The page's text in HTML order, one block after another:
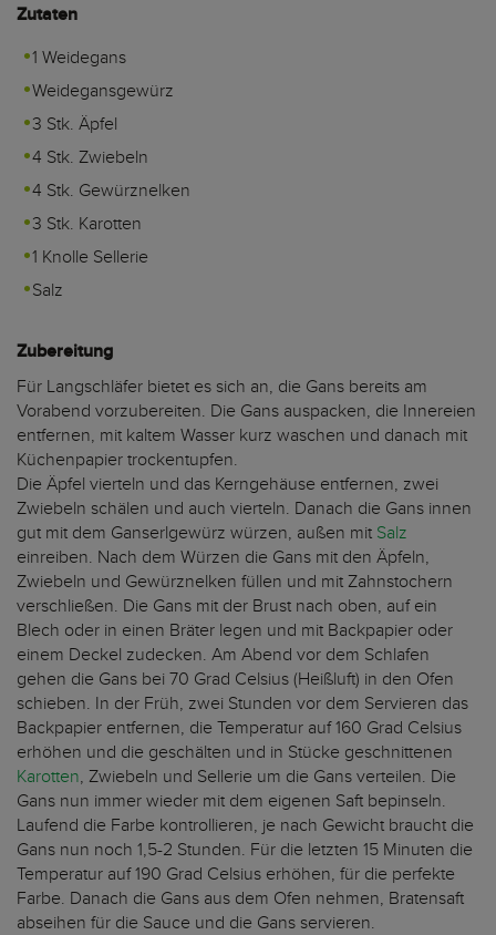
Zutaten
1 Weidegans
Weidegansgewürz
3 Stk. Äpfel
4 Stk. Zwiebeln
4 Stk. Gewürznelken
3 Stk. Karotten
1 Knolle Sellerie
Salz
Zubereitung
Für Langschläfer bietet es sich an, die Gans bereits am
Vorabend vorzubereiten. Die Gans auspacken, die Innereien
entfernen, mit kaltem Wasser kurz waschen und danach mit
Küchenpapier trockentupfen.
Die Äpfel vierteln und das Kerngehäuse entfernen, zwei
Zwiebeln schälen und auch vierteln. Danach die Gans innen
gut mit dem Ganserlgewürz würzen, außen mit Salz
einreiben. Nach dem Würzen die Gans mit den Äpfeln,
Zwiebeln und Gewürznelken füllen und mit Zahnstochern
verschließen. Die Gans mit der Brust nach oben, auf ein
Blech oder in einen Bräter legen und mit Backpapier oder
einem Deckel zudecken. Am Abend vor dem Schlafen
gehen die Gans bei 70 Grad Celsius (Heißluft) in den Ofen
schieben. In der Früh, zwei Stunden vor dem Servieren das
Backpapier entfernen, die Temperatur auf 160 Grad Celsius
erhöhen und die geschälten und in Stücke geschnittenen
Karotten, Zwiebeln und Sellerie um die Gans verteilen. Die
Gans nun immer wieder mit dem eigenen Saft bepinseln.
Laufend die Farbe kontrollieren, je nach Gewicht braucht die
Gans nun noch 1,5-2 Stunden. Für die letzten 15 Minuten die
Temperatur auf 190 Grad Celsius erhöhen, für die perfekte
Farbe. Danach die Gans aus dem Ofen nehmen, Bratensaft
abseihen für die Sauce und die Gans servieren.